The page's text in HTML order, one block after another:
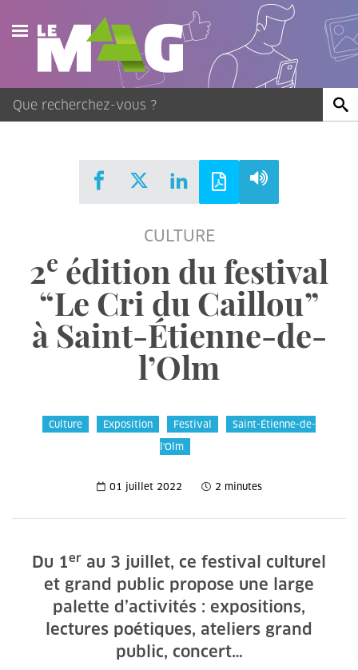
Actualités
Agenda
Publications
CULTURE
2e édition du festival
“Le Cri du Caillou”
à Saint-Étienne-de-
l’Olm
Culture Exposition Festival
Saint-Étienne-de-
l'Olm
01 juillet 2022 2 minutes
Du 1er au 3 juillet, ce festival culturel
et grand public propose une large
palette d’activités : expositions,
lectures poétiques, ateliers grand
public, concert…